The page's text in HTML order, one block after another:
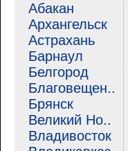
Абакан
Архангельск
Астрахань
Барнаул
Белгород
Благовещен..
Брянск
Великий Но..
Владивосток